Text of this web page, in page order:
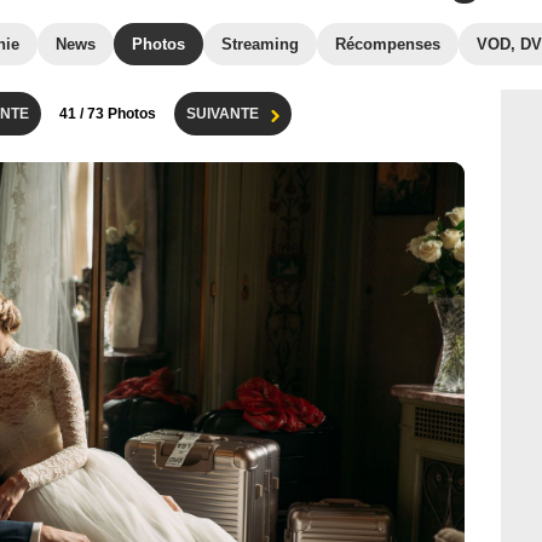
News Photos Streaming Récompenses VOD,
41 / 73 Photos SUIVANTE